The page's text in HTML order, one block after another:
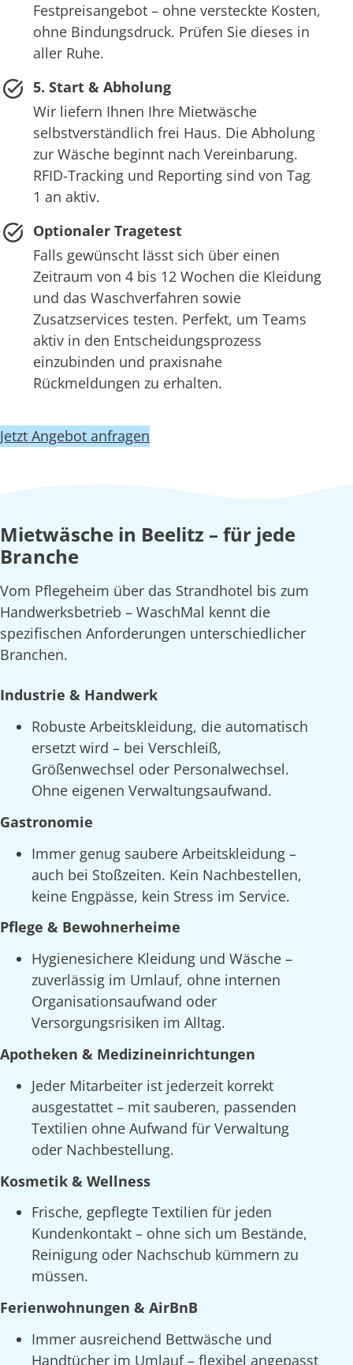
Festpreisangebot – ohne versteckte Kosten,
ohne Bindungsdruck. Prüfen Sie dieses in
aller Ruhe.
5. Start & Abholung
Wir liefern Ihnen Ihre Mietwäsche
selbstverständlich frei Haus. Die Abholung
zur Wäsche beginnt nach Vereinbarung.
RFID-Tracking und Reporting sind von Tag
1 an aktiv.
Optionaler Tragetest
Falls gewünscht lässt sich über einen
Zeitraum von 4 bis 12 Wochen die Kleidung
und das Waschverfahren sowie
Zusatzservices testen. Perfekt, um Teams
aktiv in den Entscheidungsprozess
einzubinden und praxisnahe
Rückmeldungen zu erhalten.
Jetzt Angebot anfragen
Mietwäsche in Beelitz – für jede
Branche
Vom Pflegeheim über das Strandhotel bis zum
Handwerksbetrieb – WaschMal kennt die
spezifischen Anforderungen unterschiedlicher
Branchen.
Industrie & Handwerk
Robuste Arbeitskleidung, die automatisch
ersetzt wird – bei Verschleiß,
Größenwechsel oder Personalwechsel.
Ohne eigenen Verwaltungsaufwand.
Gastronomie
Immer genug saubere Arbeitskleidung –
auch bei Stoßzeiten. Kein Nachbestellen,
keine Engpässe, kein Stress im Service.
Pflege & Bewohnerheime
Hygienesichere Kleidung und Wäsche –
zuverlässig im Umlauf, ohne internen
Organisationsaufwand oder
Versorgungsrisiken im Alltag.
Apotheken & Medizineinrichtungen
Jeder Mitarbeiter ist jederzeit korrekt
ausgestattet – mit sauberen, passenden
Textilien ohne Aufwand für Verwaltung
oder Nachbestellung.
Kosmetik & Wellness
Frische, gepflegte Textilien für jeden
Kundenkontakt – ohne sich um Bestände,
Reinigung oder Nachschub kümmern zu
müssen.
Ferienwohnungen & AirBnB
Immer ausreichend Bettwäsche und
Handtücher im Umlauf – flexibel angepasst